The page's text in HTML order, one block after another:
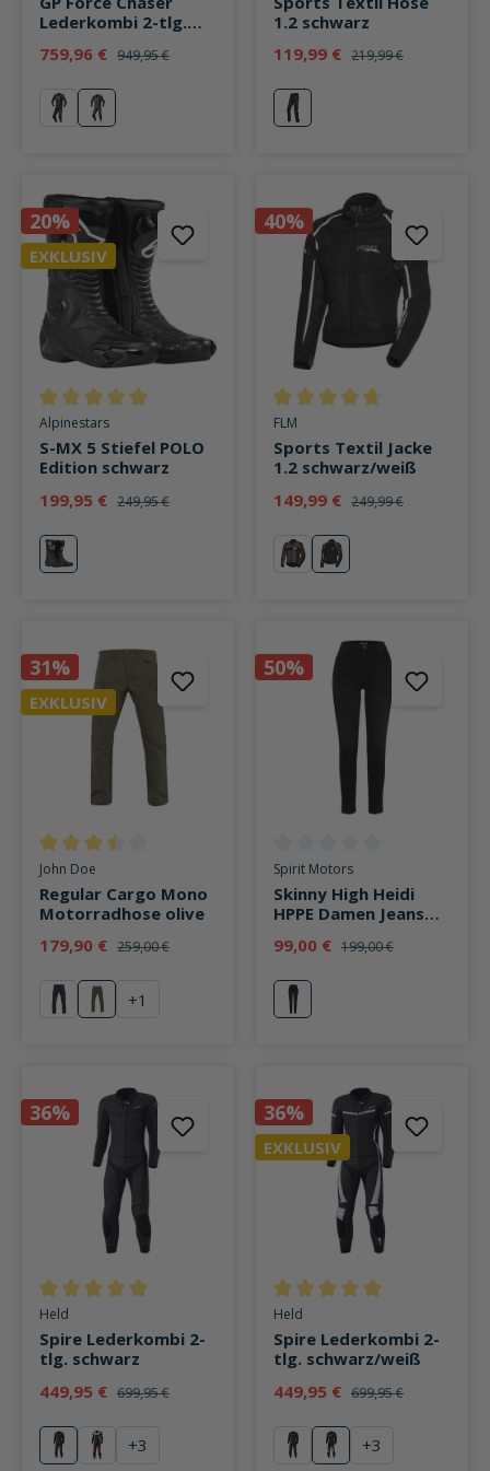
Lederkombi 2-tlg.
759,96 € 949,95 €
rot schwarz/schwarz
1.2 schwarz
119,99 € 219,99 €
schwarz
20%
EXKLUSIV
Durchschnittliche Bewertung von 5 von 5 Sternen
Alpinestars
S-MX 5 Stiefel POLO
Edition schwarz
199,95 € 249,95 €
schwarz
40%
Durchschnittliche Bewertung
FLM
Sports Textil Jacke
1.2 schwarz/weiß
149,99 € 249,99 €
rot weiß
31%
EXKLUSIV
Durchschnittliche Bewertung von 3.5 von 5 Sternen
John Doe
Regular Cargo Mono
Motorradhose olive
179,90 € 259,00 €
schwarzolive
+1
50%
Durchschnittliche Bewertung
Spirit Motors
Skinny High Heidi
HPPE Damen Jeans
99,00 € 199,00 €
schwarz
36%
Durchschnittliche Bewertung von 5 von 5 Sternen
Held
Spire Lederkombi 2-
tlg. schwarz
449,95 € 699,95 €
schwarz
rot
+3
36%
EXKLUSIV
Durchschnittliche Bewertung
Held
Spire Lederkombi 2-
tlg. schwarz/weiß
449,95 € 699,95 €
schwarzweiß
+3